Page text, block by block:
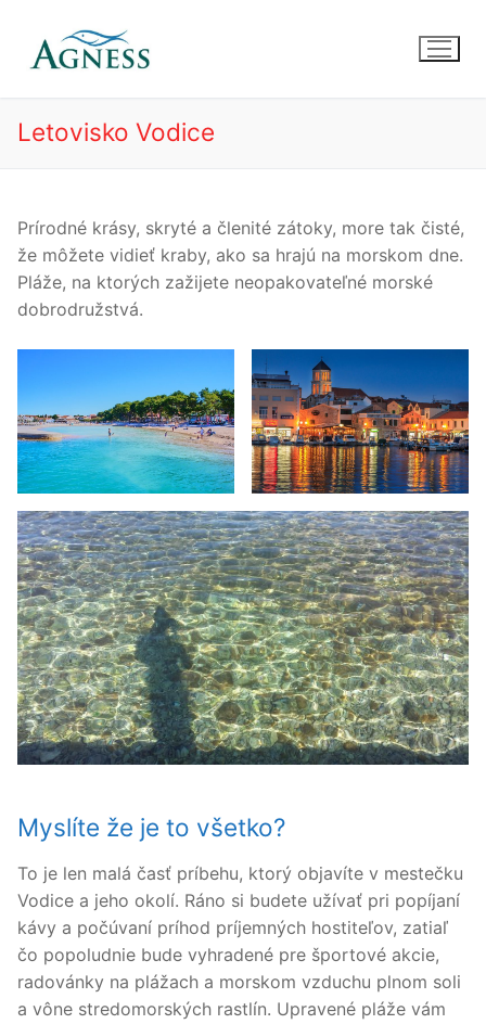
obsah
Letovisko Vodice
Prírodné krásy, skryté a členité zátoky, more tak čisté,
že môžete vidieť kraby, ako sa hrajú na morskom dne.
Pláže, na ktorých zažijete neopakovateľné morské
dobrodružstvá.
Myslíte že je to všetko?
To je len malá časť príbehu, ktorý objavíte v mestečku
Vodice a jeho okolí. Ráno si budete užívať pri popíjaní
kávy a počúvaní príhod príjemných hostiteľov, zatiaľ
čo popoludnie bude vyhradené pre športové akcie,
radovánky na plážach a morskom vzduchu plnom soli
a vône stredomorských rastlín. Upravené pláže vám